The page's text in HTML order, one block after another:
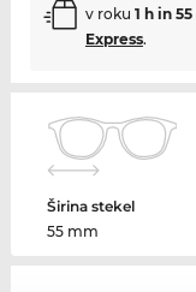
v roku 1 h in
Express.
Širina stekel
55 mm